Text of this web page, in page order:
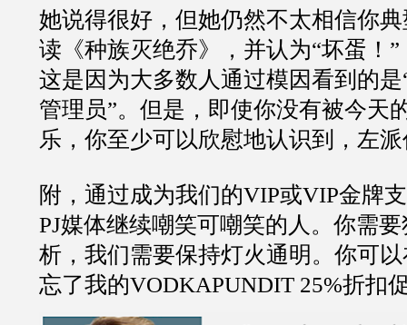
她说得很好，但她仍然不太相信你
读《种族灭绝乔》，并认为“坏蛋！”
这是因为大多数人通过模因看到的
管理员”。但是，即使你没有被今天
乐，你至少可以欣慰地认识到，左
附，通过成为我们的VIP或VIP金牌
PJ媒体继续嘲笑可嘲笑的人。你需
析，我们需要保持灯火通明。你可
忘了我的VODKAPUNDIT 25%折扣